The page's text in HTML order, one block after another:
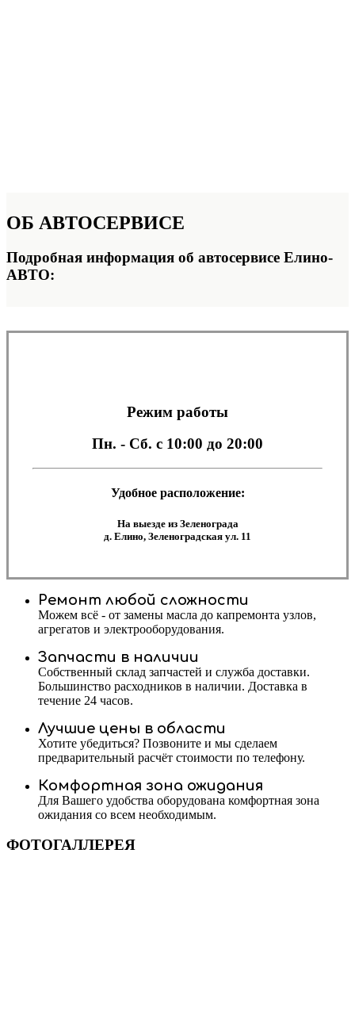
ОБ АВТОСЕРВИСЕ
Подробная информация об автосервисе Елино-
АВТО:
Режим работы
Пн. - Сб. с 10:00 до 20:00
Удобное расположение:
На выезде из Зеленограда
д. Елино, Зеленоградская ул. 11
Ремонт любой сложности
Можем всё - от замены масла до капремонта узлов,
агрегатов и электрооборудования.
Запчасти в наличии
Собственный склад запчастей и служба доставки.
Большинство расходников в наличии. Доставка в
течение 24 часов.
Лучшие цены в области
Хотите убедиться? Позвоните и мы сделаем
предварительный расчёт стоимости по телефону.
Комфортная зона ожидания
Для Вашего удобства оборудована комфортная зона
ожидания со всем необходимым.
ФОТОГАЛЛЕРЕЯ